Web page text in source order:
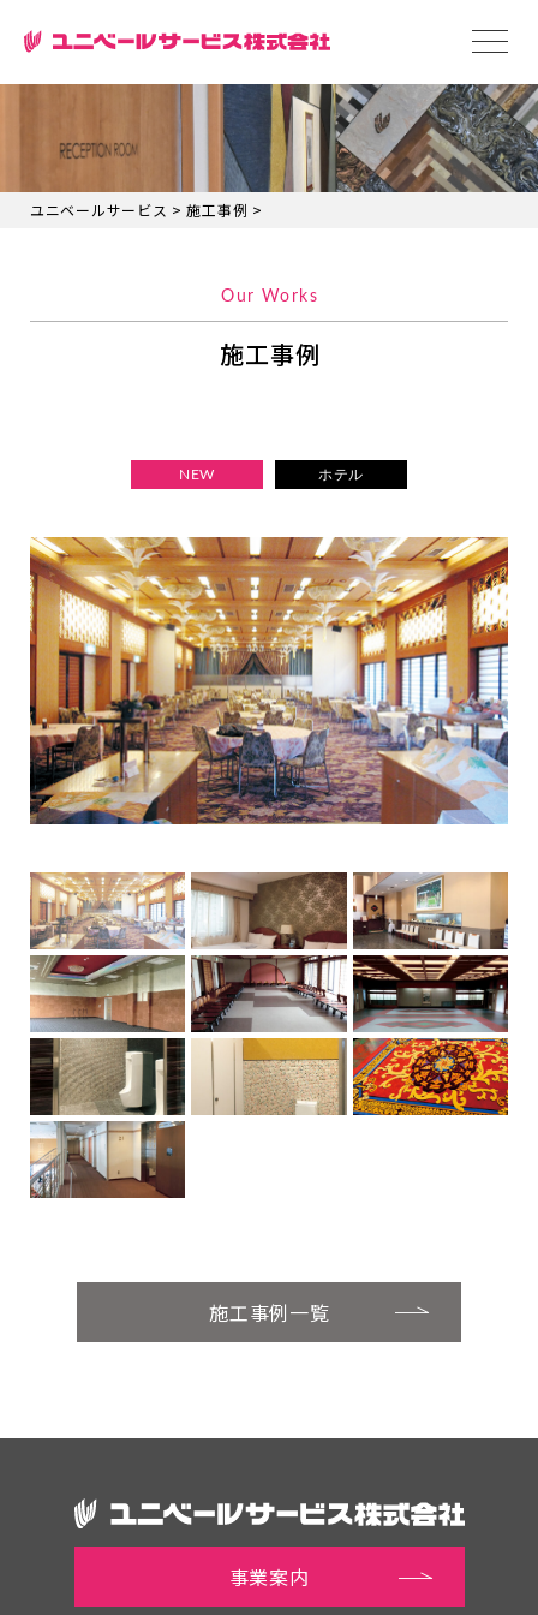
ユニベールサービス >施工事例 >
Our Works
施工事例
NEW ホテル
施工事例一覧
事業案内